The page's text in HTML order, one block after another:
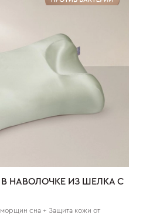
В НАВОЛОЧКЕ ИЗ ШЕЛКА С
сна + Защита кожи от